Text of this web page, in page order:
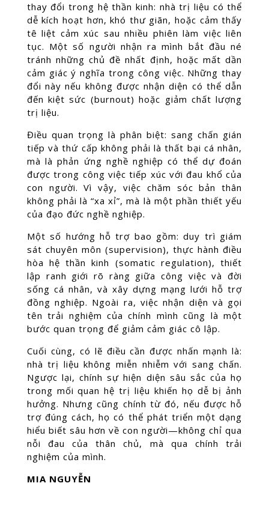
thay đổi trong hệ thần kinh: nhà trị liệu có thể
dễ kích hoạt hơn, khó thư giãn, hoặc cảm thấy
tê liệt cảm xúc sau nhiều phiên làm việc liên
tục. Một số người nhận ra mình bắt đầu né
tránh những chủ đề nhất định, hoặc mất dần
cảm giác ý nghĩa trong công việc. Những thay
đổi này nếu không được nhận diện có thể dẫn
đến kiệt sức (burnout) hoặc giảm chất lượng
trị liệu.
Điều quan trọng là phân biệt: sang chấn gián
tiếp và thứ cấp không phải là thất bại cá nhân,
mà là phản ứng nghề nghiệp có thể dự đoán
được trong công việc tiếp xúc với đau khổ của
con người. Vì vậy, việc chăm sóc bản thân
không phải là “xa xỉ”, mà là một phần thiết yếu
của đạo đức nghề nghiệp.
Một số hướng hỗ trợ bao gồm: duy trì giám
sát chuyên môn (supervision), thực hành điều
hòa hệ thần kinh (somatic regulation), thiết
lập ranh giới rõ ràng giữa công việc và đời
sống cá nhân, và xây dựng mạng lưới hỗ trợ
đồng nghiệp. Ngoài ra, việc nhận diện và gọi
tên trải nghiệm của chính mình cũng là một
bước quan trọng để giảm cảm giác cô lập.
Cuối cùng, có lẽ điều cần được nhấn mạnh là:
nhà trị liệu không miễn nhiễm với sang chấn.
Ngược lại, chính sự hiện diện sâu sắc của họ
trong mối quan hệ trị liệu khiến họ dễ bị ảnh
hưởng. Nhưng cũng chính từ đó, nếu được hỗ
trợ đúng cách, họ có thể phát triển một dạng
hiểu biết sâu hơn về con người—không chỉ qua
nỗi đau của thân chủ, mà qua chính trải
nghiệm của mình.
MIA NGUYỄN